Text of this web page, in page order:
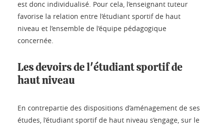
est donc individualisé. Pour cela, l’enseignant tuteur
favorise la relation entre l’étudiant sportif de haut
niveau et l’ensemble de l’équipe pédagogique
concernée.
Les devoirs de l'étudiant sportif de
haut niveau
En contrepartie des dispositions d’aménagement de ses
études, l’étudiant sportif de haut niveau s’engage, sur le